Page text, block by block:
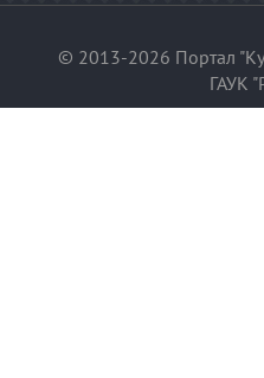
© 2013-2026 Портал
ГАУК